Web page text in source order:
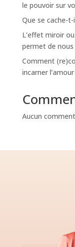
le pouvoir sur
Que se cache-
L’effet miroir
permet de
Comment
incarner
Aucun